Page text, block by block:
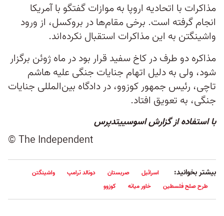
مذاکرات با اتحادیه اروپا به موازات گفتگو با آمریکا
انجام گرفته است. برخی مقام‌ها در بروکسل، از ورود
واشینگتن به این مذاکرات استقبال نکرده‌اند.
مذاکره دو طرف در کاخ سفید قرار بود در ماه ژوئن برگزار
شود، ولی به دلیل اتهام جنایات جنگی علیه هاشم
تاچی، رئیس جمهور کوزوو، در دادگاه بین‌المللی جنایات
جنگی، به تعویق افتاد.
با استفاده از گزارش اسوسییتدپرس
© The Independent
بیشتر بخوانید: اسرائیل صربستان دونالد ترامپ
واشینگتن
طرح صلح فلسطین
خاور میانه کوزوو